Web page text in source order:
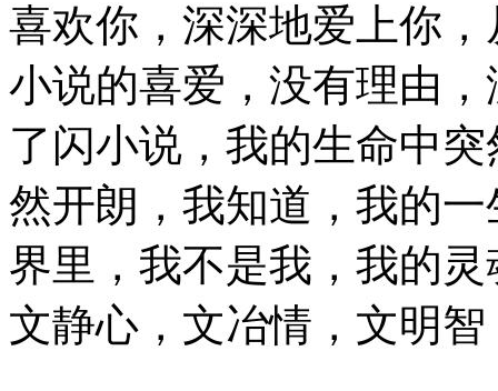
喜欢你，深深地爱上你
小说的喜爱，没有理由
了闪小说，我的生命中
然开朗，我知道，我的
界里，我不是我，我的
文静心，文冶情，文明